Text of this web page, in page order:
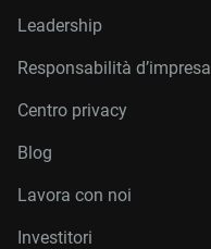
Leadership
Responsabilità d’impresa
Centro privacy
Blog
Lavora con noi
Investitori